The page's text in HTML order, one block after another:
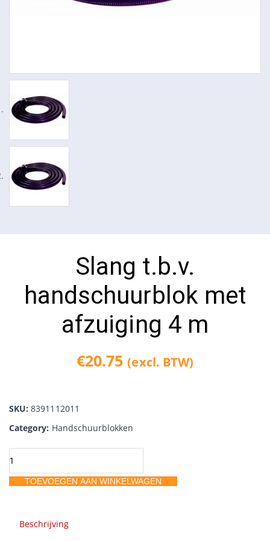
Slang t.b.v.
handschuurblok met
afzuiging 4 m
€20.75 (excl. BTW)
SKU:8391112011
Category: Handschuurblokken
Slang
t.b.v.
handschuurblok
afzuiging
TOEVOEGEN AAN WINKELWAGEN
Beschrijving